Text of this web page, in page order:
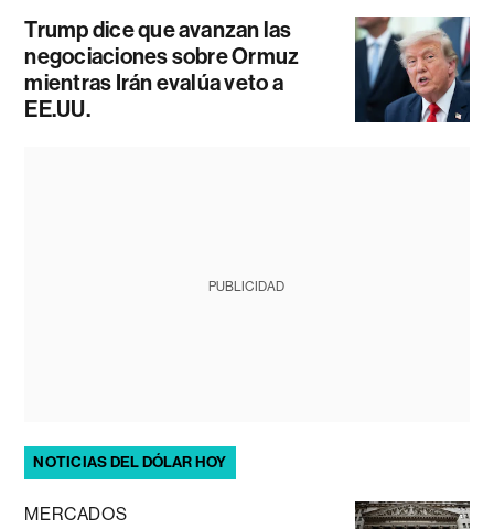
Trump dice que avanzan las
negociaciones sobre Ormuz
mientras Irán evalúa veto a
EE.UU.
PUBLICIDAD
NOTICIAS DEL DÓLAR HOY
MERCADOS